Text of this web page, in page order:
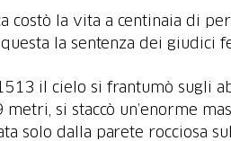
costò la vita a centinaia di
il cielo si frantumò sugli
metri, si staccò un’enorme
solo dalla parete rocciosa